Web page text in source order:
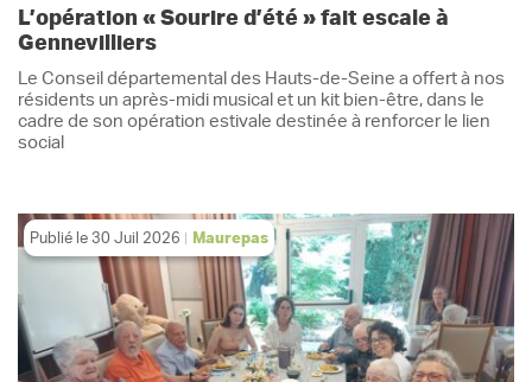
L’opération « Sourire d’été » fait escale à
Gennevilliers
Le Conseil départemental des Hauts-de-Seine a offert à nos
résidents un après-midi musical et un kit bien-être, dans le
cadre de son opération estivale destinée à renforcer le lien
social
Publié le 30 Juil 2026 Maurepas